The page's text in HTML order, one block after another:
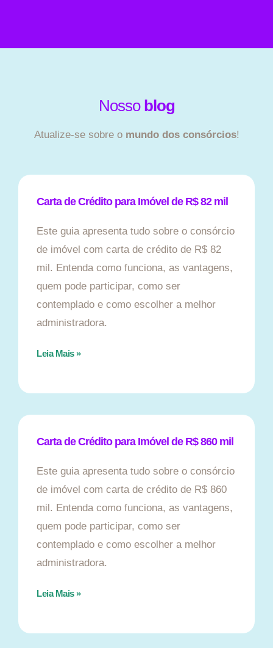
Nosso blog
Atualize-se sobre o mundo dos consórcios!
Carta de Crédito para Imóvel de R$ 82 mil
Este guia apresenta tudo sobre o consórcio
de imóvel com carta de crédito de R$ 82
mil. Entenda como funciona, as vantagens,
quem pode participar, como ser
contemplado e como escolher a melhor
administradora.
Leia Mais »
Carta de Crédito para Imóvel de R$ 860 mil
Este guia apresenta tudo sobre o consórcio
de imóvel com carta de crédito de R$ 860
mil. Entenda como funciona, as vantagens,
quem pode participar, como ser
contemplado e como escolher a melhor
administradora.
Leia Mais »